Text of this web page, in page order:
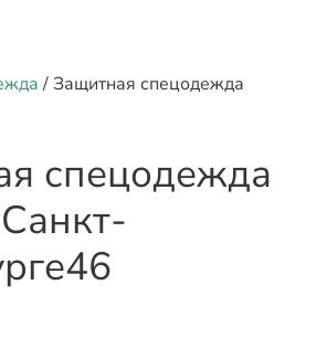
/ Защитная спецодежда
спецодежда
46